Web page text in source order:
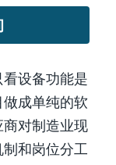
设备功能是
成单纯的软
对制造业现
和岗位分工